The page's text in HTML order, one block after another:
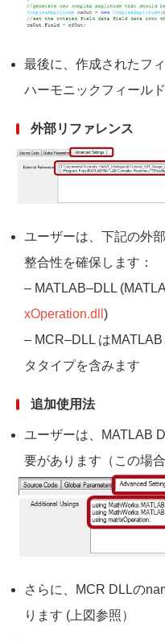
最後に、作成されたフ
ハーモニックフィール
外部リファレンス
ユーザーは、下記の外
整合性を確保します：
‒ MATLAB–DLL
xOperation.dll )
‒ MCR–DLL は
タタイプを含みます
追加使用法
ユーザーは、MATLAB
要があります（この場
さらに、MCR DLLの
ります (上図参照）